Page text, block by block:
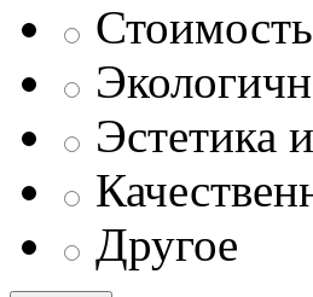
Стоимость
Эстетика
Другое